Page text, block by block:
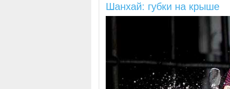
Шанхай: губки на крыше